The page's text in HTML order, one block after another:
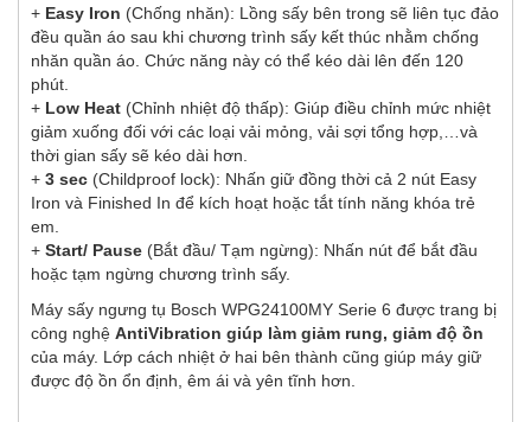
+ Easy Iron (Chống nhăn): Lồng sấy bên trong sẽ liên tục đảo
đều quần áo sau khi chương trình sấy kết thúc nhằm chống
nhăn quần áo. Chức năng này có thể kéo dài lên đến 120
phút.
+ Low Heat (Chỉnh nhiệt độ thấp): Giúp điều chỉnh mức nhiệt
giảm xuống đối với các loại vải mỏng, vải sợi tổng hợp,…và
thời gian sấy sẽ kéo dài hơn.
+ 3 sec (Childproof lock): Nhấn giữ đồng thời cả 2 nút Easy
Iron và Finished In để kích hoạt hoặc tắt tính năng khóa trẻ
em.
+ Start/ Pause (Bắt đầu/ Tạm ngừng): Nhấn nút để bắt đầu
hoặc tạm ngừng chương trình sấy.
Máy sấy ngưng tụ Bosch WPG24100MY Serie 6 được trang bị
công nghệ AntiVibration giúp làm giảm rung, giảm độ ồn
của máy. Lớp cách nhiệt ở hai bên thành cũng giúp máy giữ
được độ ồn ổn định, êm ái và yên tĩnh hơn.